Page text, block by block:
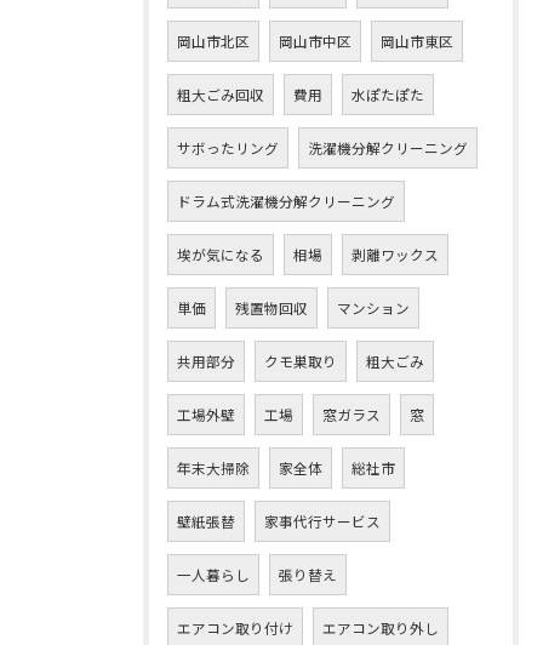
岡山市北区 岡山市中区 岡山市東区
粗大ごみ回収 費用 水ぽたぽた
サボったリング 洗濯機分解クリーニング
ドラム式洗濯機分解クリーニング
埃が気になる 相場 剥離ワックス
単価 残置物回収 マンション
共用部分 クモ巣取り 粗大ごみ
工場外壁 工場 窓ガラス 窓
年末大掃除 家全体 総社市
壁紙張替 家事代行サービス
一人暮らし 張り替え
エアコン取り付け エアコン取り外し